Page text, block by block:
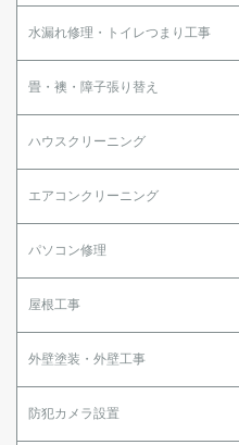
水漏れ修理・トイレつまり工事
畳・襖・障子張り替え
ハウスクリーニング
エアコンクリーニング
パソコン修理
屋根工事
外壁塗装・外壁工事
防犯カメラ設置